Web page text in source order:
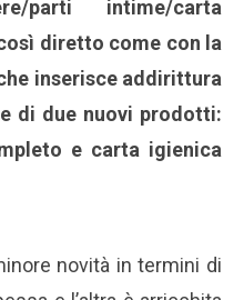
parti intime/carta
diretto come con la
inserisce addirittura
di due nuovi prodotti:
e carta igienica
novità in termini di